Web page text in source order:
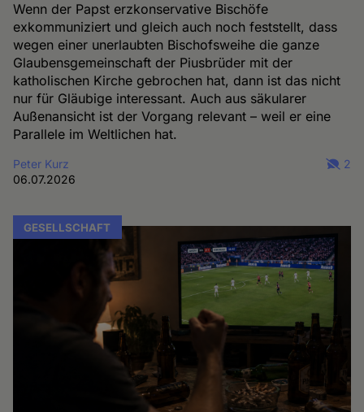
Wenn der Papst erzkonservative Bischöfe
exkommuniziert und gleich auch noch feststellt, dass
wegen einer unerlaubten Bischofsweihe die ganze
Glaubensgemeinschaft der Piusbrüder mit der
katholischen Kirche gebrochen hat, dann ist das nicht
nur für Gläubige interessant. Auch aus säkularer
Außenansicht ist der Vorgang relevant – weil er eine
Parallele im Weltlichen hat.
Peter Kurz
06.07.2026
2
GESELLSCHAFT